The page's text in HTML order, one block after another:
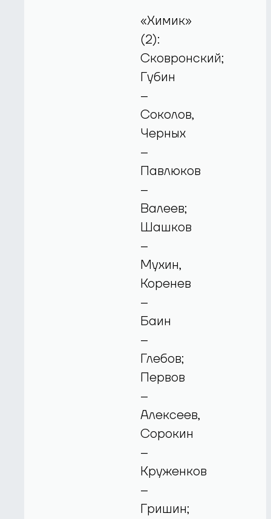
«Химик»
(2):
Сковронский;
Губин
–
Соколов,
Черных
–
Павлюков
–
Валеев;
Шашков
–
Мухин,
Коренев
–
Баин
–
Глебов;
Первов
–
Алексеев,
Сорокин
–
Круженков
–
Гришин;